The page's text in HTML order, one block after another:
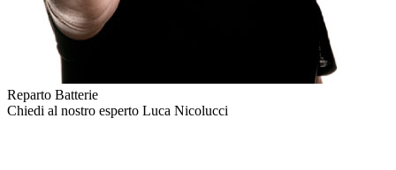
Reparto Batterie
Chiedi al nostro esperto Luca Nicolucci